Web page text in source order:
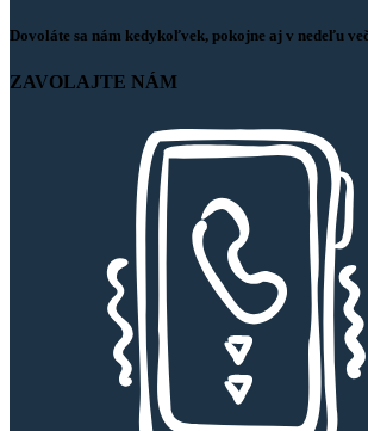
Dovoláte sa nám kedykoľvek, pokojne aj v nedeľu
ZAVOLAJTE NÁM